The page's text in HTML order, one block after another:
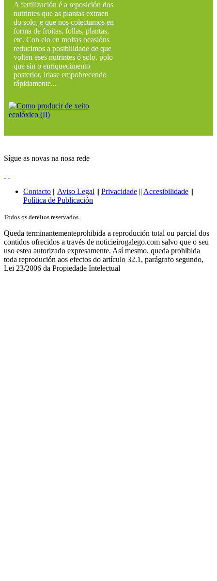
A fertilización é a reposición dos
nutrintes que as plantas extraen
do solo, e que nos colectamos en
forma de froitas, follas, plantas,
etc. Con elo en moitas ocasións
reducimos a posibilidade de que
volten eses nutrintes ó solo, polo
que sin o enriquecimento
posterior, iriase empobrecendo
rápidamente...
Sígue as novas na nosa rede
Contacto || Aviso Legal || Privacidade || Accesibilidade ||
Política de Publicación
Todos os dereitos reservados.
Queda terminantementeprohibida a reprodución total ou parcial dos
contidos ofrecidos a través de noticieirogalego.com salvo que o seu
uso estea autorizado expresamente. Así mesmo, queda prohibida
toda reprodución aos efectos do artículo 32.1, parágrafo segundo,
Lei 23/2006 da Propiedade Intelectual